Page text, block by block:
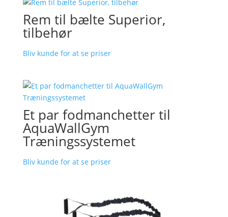
Rem til bælte Superior,
tilbehør
Bliv kunde for at se priser
Et par fodmanchetter til
AquaWallGym
Træningssystemet
Bliv kunde for at se priser